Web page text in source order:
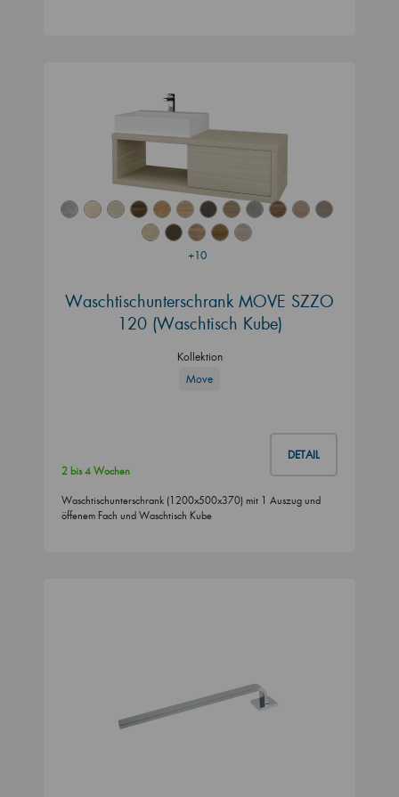
+10
Waschtischunterschrank MOVE SZZO
120 (Waschtisch Kube)
Kollektion
Move
DETAIL
2 bis 4 Wochen
Waschtischunterschrank (1200x500x370) mit 1 Auszug und
öffenem Fach und Waschtisch Kube